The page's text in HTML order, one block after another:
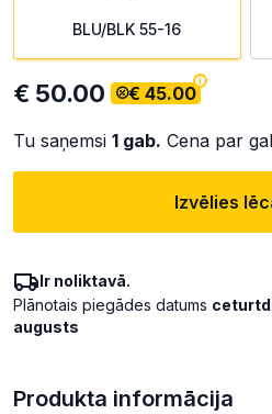
BLU/BLK 55-16
€ 50.00 € 45.00
Tu saņemsi 1 gab. Cena par
Izvēlies
Ir noliktavā.
Plānotais piegādes datums
augusts
Produkta informācija